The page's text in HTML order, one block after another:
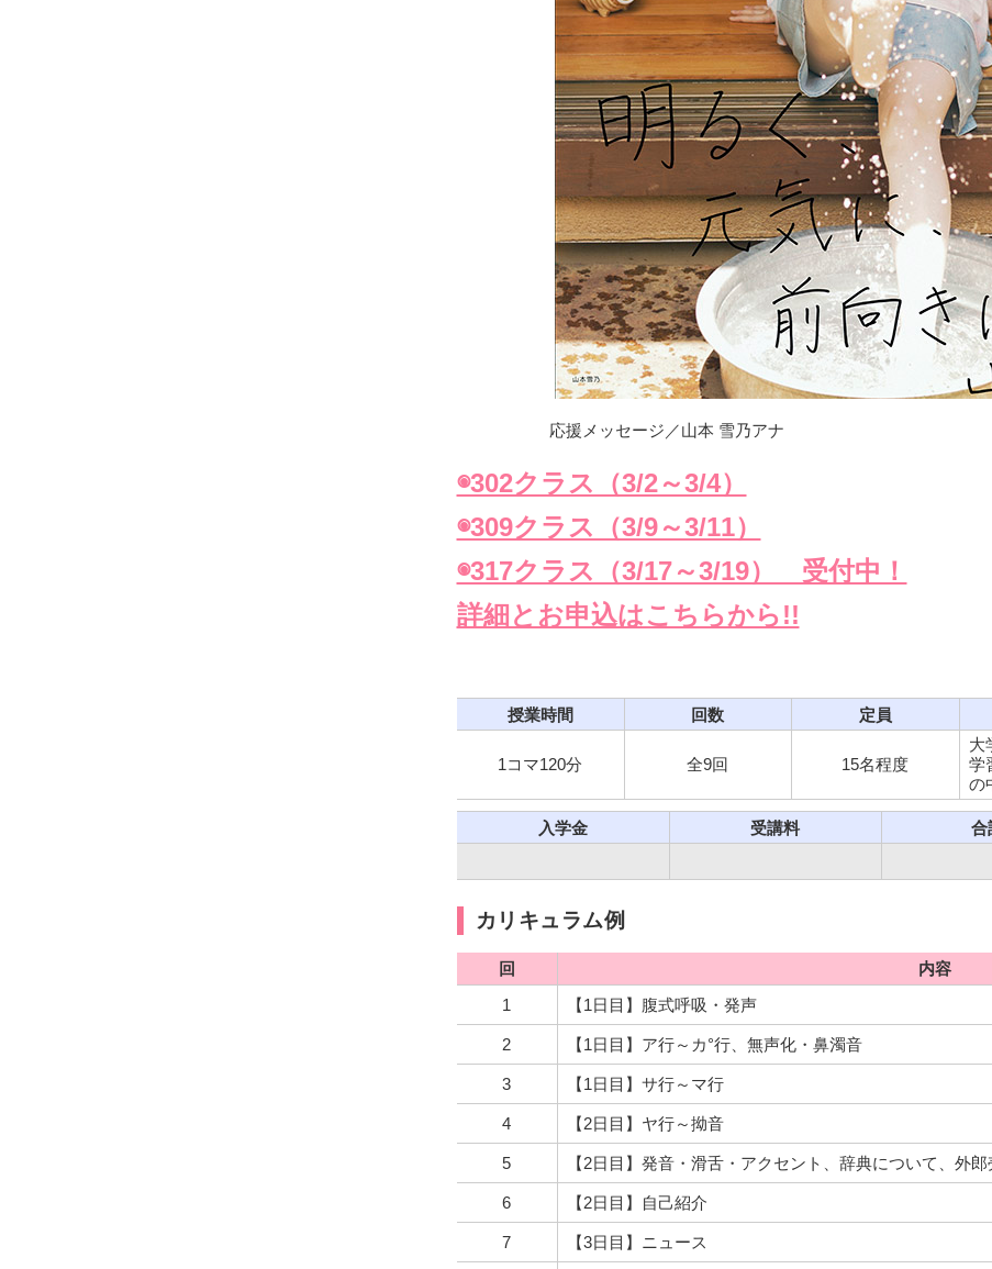
応援メッセージ／山本 雪乃アナ
◉302クラス（3/2～3/4）
◉309クラス（3/9～3/11）
◉317クラス（3/17～3/19） 受付中！
詳細とお申込はこちらから!!
授業時間 回数 定員
1コマ120分 全9回 15名程度
大
学
の
入学金 受講料 合
カリキュラム例
回
内容
1
【1日目】腹式呼吸・発声
2 【1日目】ア行～カ°行、無声化・鼻濁音
3 【1日目】サ行～マ行
4 【2日目】ヤ行～拗音
5 【2日目】発音・滑舌・アクセント、辞典について、外郎
6 【2日目】自己紹介
7 【3日目】ニュース